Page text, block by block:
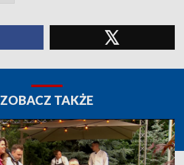
ZOBACZ TAKŻE